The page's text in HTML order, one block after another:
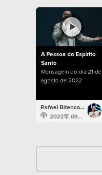
A Pessoa do Espírito
Santo
Mensagem do dia 21 de
agosto de 2022
Rafael Bitencourt
2022年 08月 21日